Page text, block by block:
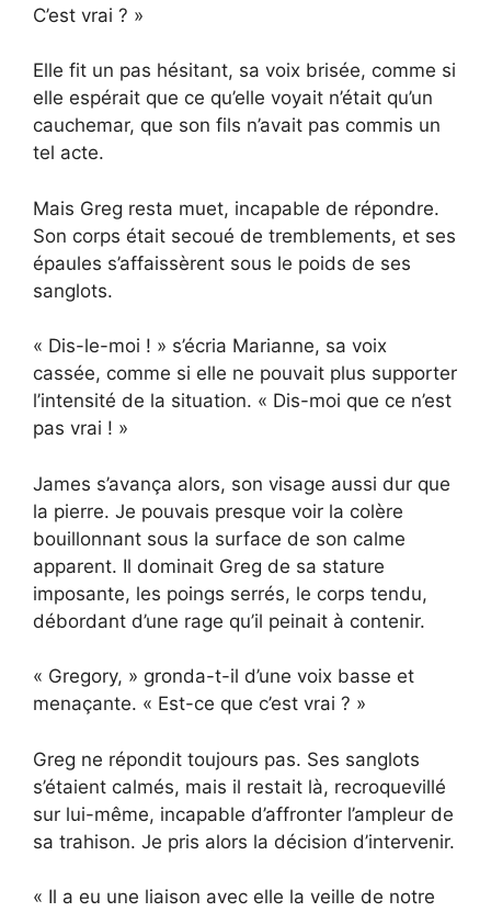
C’est vrai ? »
Elle fit un pas hésitant, sa voix brisée, comme si
elle espérait que ce qu’elle voyait n’était qu’un
cauchemar, que son fils n’avait pas commis un
tel acte.
Mais Greg resta muet, incapable de répondre.
Son corps était secoué de tremblements, et ses
épaules s’affaissèrent sous le poids de ses
sanglots.
« Dis-le-moi ! » s’écria Marianne, sa voix
cassée, comme si elle ne pouvait plus supporter
l’intensité de la situation. « Dis-moi que ce n’est
pas vrai ! »
James s’avança alors, son visage aussi dur que
la pierre. Je pouvais presque voir la colère
bouillonnant sous la surface de son calme
apparent. Il dominait Greg de sa stature
imposante, les poings serrés, le corps tendu,
débordant d’une rage qu’il peinait à contenir.
« Gregory, » gronda-t-il d’une voix basse et
menaçante. « Est-ce que c’est vrai ? »
Greg ne répondit toujours pas. Ses sanglots
s’étaient calmés, mais il restait là, recroquevillé
sur lui-même, incapable d’affronter l’ampleur de
sa trahison. Je pris alors la décision d’intervenir.
« Il a eu une liaison avec elle la veille de notre